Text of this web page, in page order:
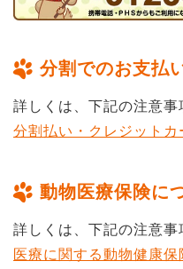
分割でのお支払
詳しくは、下記の注意事
分割払い・クレジットカ
動物医療保険に
詳しくは、下記の注意事
医療に関する動物健康